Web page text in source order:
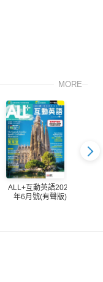
MORE
ALL+互動英語2026
年6月號(有聲版)